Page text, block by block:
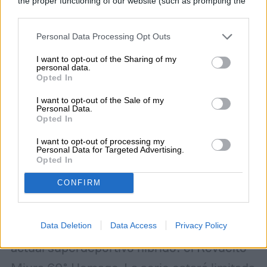
Personal Data Processing Opt Outs
I want to opt-out of the Sharing of my
personal data.
Opted In
I want to opt-out of the Sale of my
Personal Data.
Opted In
I want to opt-out of processing my
Personal Data for Targeted Advertising.
Opted In
CONFIRM
Data Deletion Data Access Privacy Policy
Lamborghini conmemorará los 60 años del
Miura con una edición especial de su
actual superdeportivo híbrido: el Revuelto